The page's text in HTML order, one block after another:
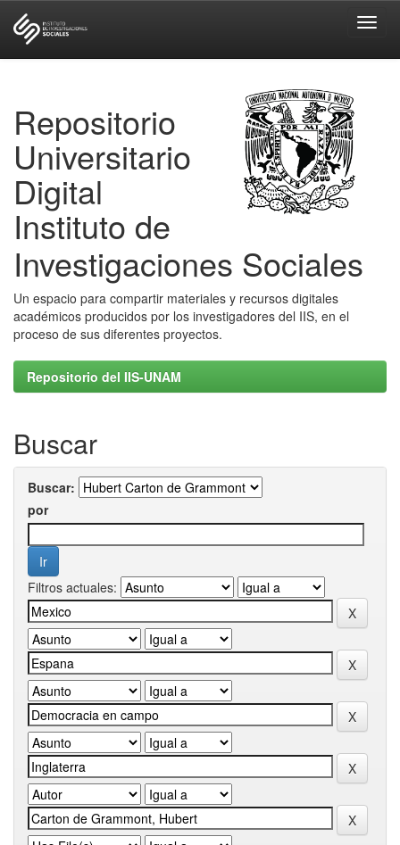
Repositorio
Universitario
Digital
Instituto de
Investigaciones Sociales
Un espacio para compartir materiales y recursos digitales
académicos producidos por los investigadores del IIS, en el
proceso de sus diferentes proyectos.
Repositorio del IIS-UNAM
Buscar
Buscar:
por
Filtros actuales: